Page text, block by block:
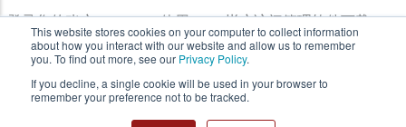
This website stores cookies on your computer to collect information
about how you interact with our website and allow us to remember
you. To find out more, see our Privacy Policy.
If you decline, a single cookie will be used in your browser to
remember your preference not to be tracked.
登录您的账户Supermicro使用 .com 帐户访问管理软件下载
取消 登录
请阅读最终用户许可协议（EULA）